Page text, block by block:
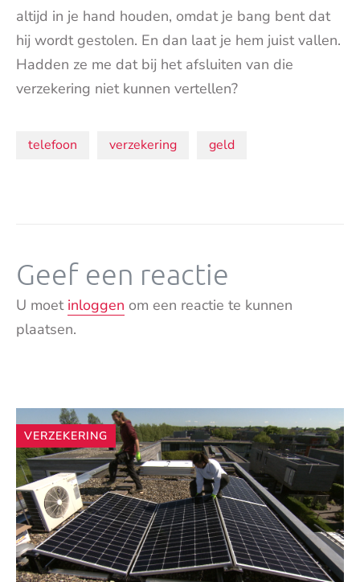
altijd in je hand houden, omdat je bang bent dat
hij wordt gestolen. En dan laat je hem juist vallen.
Hadden ze me dat bij het afsluiten van die
verzekering niet kunnen vertellen?
Onderwerpen:
telefoon verzekering geld
Geef een reactie
U moet inloggen om een reactie te kunnen
plaatsen.
Andere
artikelen
VERZEKERING